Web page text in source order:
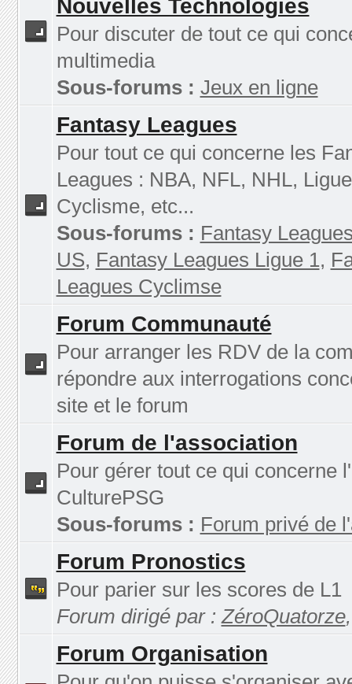
Nouvelles Technologies
Pour discuter de tout ce qui
multimedia
Sous-forums : Jeux en ligne
Fantasy Leagues
Pour tout ce qui concerne les
Leagues : NBA, NFL, NHL,
Cyclisme, etc...
Sous-forums : Fantasy
US, Fantasy Leagues Ligue 1,
Leagues Cyclimse
Forum Communauté
Pour arranger les RDV de la
répondre aux interrogations
site et le forum
Forum de l'association
Pour gérer tout ce qui concerne
CulturePSG
Sous-forums : Forum privé de
Forum Pronostics
Pour parier sur les scores de L1
Forum dirigé par :ZéroQuatorze
Forum Organisation